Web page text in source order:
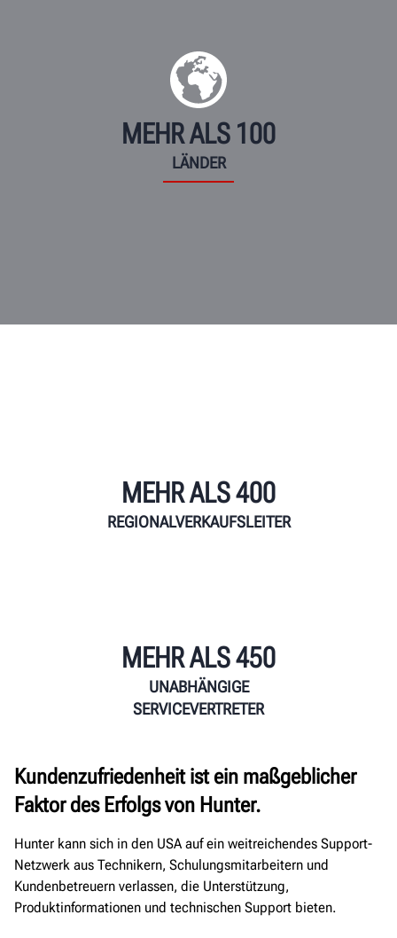
MEHR ALS 100
LÄNDER
MEHR ALS 400
REGIONALVERKAUFSLEITER
MEHR ALS 450
UNABHÄNGIGE
SERVICEVERTRETER
Kundenzufriedenheit ist ein maßgeblicher
Faktor des Erfolgs von Hunter.
Hunter kann sich in den USA auf ein weitreichendes Support-
Netzwerk aus Technikern, Schulungsmitarbeitern und
Kundenbetreuern verlassen, die Unterstützung,
Produktinformationen und technischen Support bieten.